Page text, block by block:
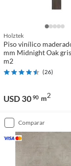
Holztek
Piso vinílico
mm Midnight Oak
m2
(26)
USD 3090 m2
comparar